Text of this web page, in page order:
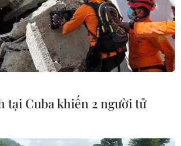
tại Cuba khiến 2 người tử